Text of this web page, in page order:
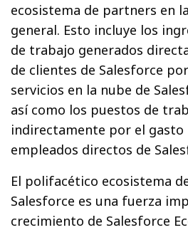
ecosistema de partners en
general. Esto incluye los
de trabajo generados
de clientes de Salesforce
servicios en la nube de
así como los puestos de
indirectamente por el gasto
empleados directos de
El polifacético ecosistema
Salesforce es una fuerza
crecimiento de Salesforce